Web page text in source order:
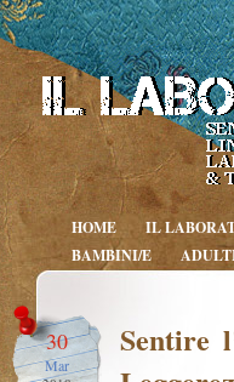
HOME IL
BAMBINI/E
30
Mar
Sentire